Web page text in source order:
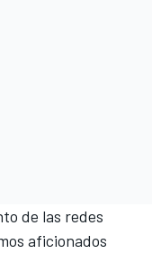
de las redes
aficionados